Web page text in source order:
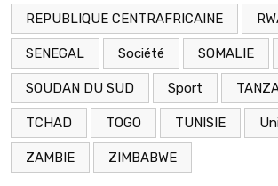
REPUBLIQUE CENTRAFRICAINE
SENEGAL Société SOMALIE
SOUDAN DU SUD Sport
TCHAD TOGO TUNISIE
ZAMBIE ZIMBABWE